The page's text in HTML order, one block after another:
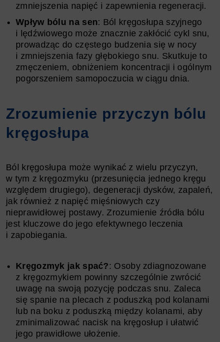
zmniejszenia napięć i zapewnienia regeneracji.
Wpływ bólu na sen: Ból kręgosłupa szyjnego
i lędźwiowego może znacznie zakłócić cykl snu,
prowadząc do częstego budzenia się w nocy
i zmniejszenia fazy głębokiego snu. Skutkuje to
zmęczeniem, obniżeniem koncentracji i ogólnym
pogorszeniem samopoczucia w ciągu dnia.
Zrozumienie przyczyn bólu
kręgosłupa
Ból kręgosłupa może wynikać z wielu przyczyn,
w tym z kręgozmyku (przesunięcia jednego kręgu
względem drugiego), degeneracji dysków, zapaleń,
jak również z napięć mięśniowych czy
nieprawidłowej postawy. Zrozumienie źródła bólu
jest kluczowe do jego efektywnego leczenia
i zapobiegania.
Kręgozmyk jak spać?: Osoby zdiagnozowane
z kręgozmykiem powinny szczególnie zwrócić
uwagę na swoją pozycję podczas snu. Zaleca
się spanie na plecach z poduszką pod kolanami
lub na boku z poduszką między kolanami, aby
zminimalizować nacisk na kręgosłup i ułatwić
jego prawidłowe ułożenie.